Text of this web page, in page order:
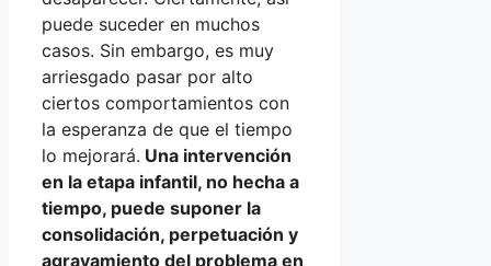
puede suceder en muchos
casos. Sin embargo, es muy
arriesgado pasar por alto
ciertos comportamientos con
la esperanza de que el tiempo
lo mejorará. Una intervención
en la etapa infantil, no hecha a
tiempo, puede suponer la
consolidación, perpetuación y
agravamiento del problema en